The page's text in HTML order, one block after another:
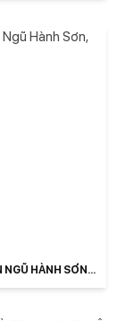
NGŨ HÀNH SƠN,